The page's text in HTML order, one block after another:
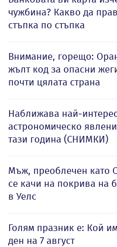
чужбина? Какво да
стъпка по стъпка
Внимание, горещо:
жълт код за опасни
почти цялата страна
Наближава най-
астрономическо
тази година (СНИМКИ)
Мъж, преоблечен като
се качи на покрива на
в Уелс
Голям празник е: Кой
ден на 7 август